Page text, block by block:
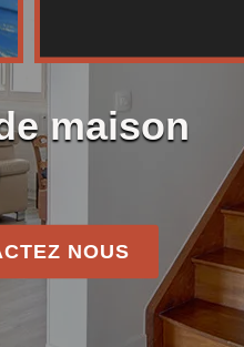
maison
NOUS